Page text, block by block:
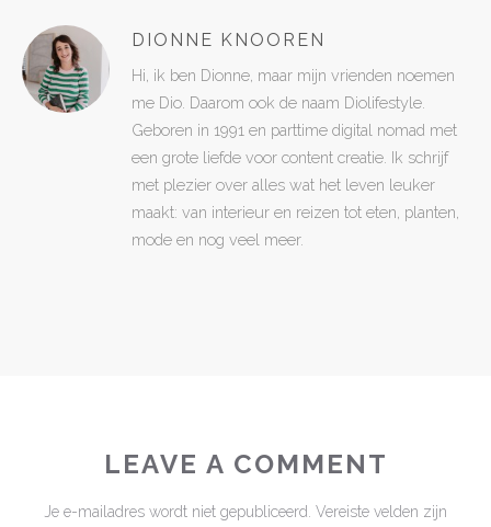
DIONNE KNOOREN
Hi, ik ben Dionne, maar mijn vrienden noemen
me Dio. Daarom ook de naam Diolifestyle.
Geboren in 1991 en parttime digital nomad met
een grote liefde voor content creatie. Ik schrijf
met plezier over alles wat het leven leuker
maakt: van interieur en reizen tot eten, planten,
mode en nog veel meer.
LEAVE A COMMENT
Je e-mailadres wordt niet gepubliceerd. Vereiste velden zijn